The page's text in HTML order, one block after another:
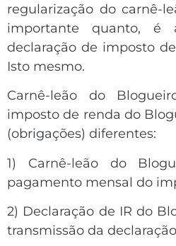
regularização do carnê-
importante quanto, é
declaração de imposto
Isto mesmo.
Carnê-leão do
imposto de renda do
(obrigações) diferentes:
1) Carnê-leão do
pagamento mensal do
2) Declaração de IR do
transmissão da